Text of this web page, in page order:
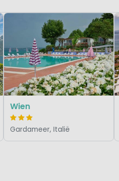
Wien
Gardameer, Italië